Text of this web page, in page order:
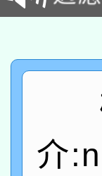
招)
本
暨
礎
A3
「
有
介